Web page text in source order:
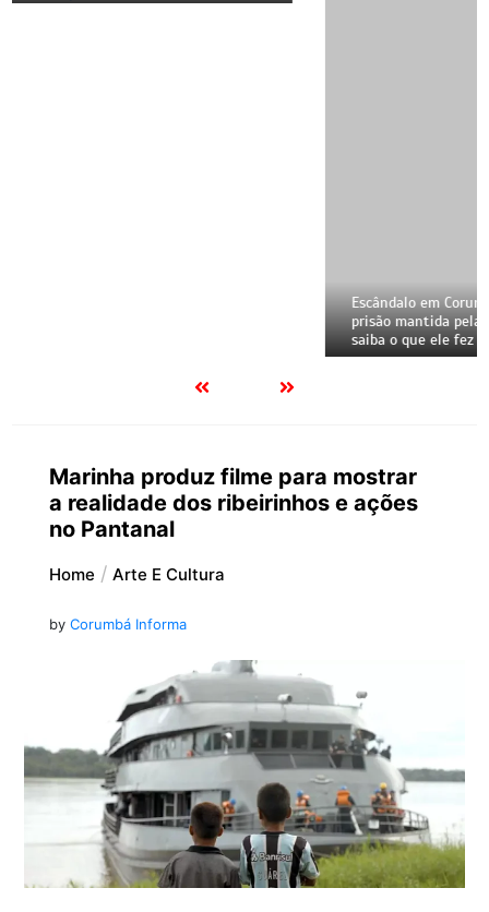
Marinha produz filme para mostrar
a realidade dos ribeirinhos e ações
no Pantanal
Home Arte E Cultura
by Corumbá Informa